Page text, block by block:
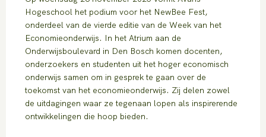
Hogeschool het podium voor het NewBee Fest,
onderdeel van de vierde editie van de Week van het
Economieonderwijs. In het Atrium aan de
Onderwijsboulevard in Den Bosch komen docenten,
onderzoekers en studenten uit het hoger economisch
onderwijs samen om in gesprek te gaan over de
toekomst van het economieonderwijs. Zij delen zowel
de uitdagingen waar ze tegenaan lopen als inspirerende
ontwikkelingen die hoop bieden.